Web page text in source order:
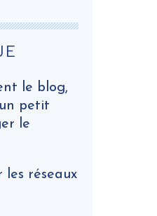
le blog,
petit
le
réseaux